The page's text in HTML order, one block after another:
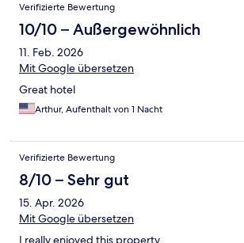
Verifizierte Bewertung
10/10 – Außergewöhnlich
11. Feb. 2026
Mit Google übersetzen
Great hotel
Arthur, Aufenthalt von 1 Nacht
Verifizierte Bewertung
8/10 – Sehr gut
15. Apr. 2026
Mit Google übersetzen
I really enjoyed this property.